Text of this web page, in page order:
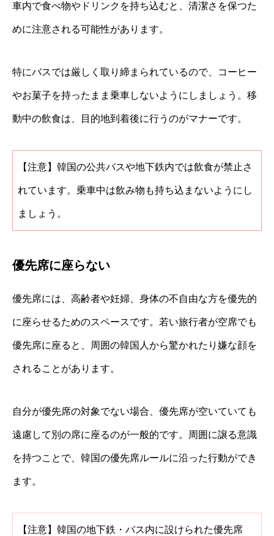
車内で食べ物やドリンクを持ち込むと、清潔さを保つた
めに注意される可能性があります。
特にバスでは厳しく取り締まられているので、コーヒー
やお菓子を持ったまま乗車しないようにしましょう。移
動中の飲食は、目的地到着後に行うのがマナーです。
【注意】韓国の公共バスや地下鉄内では飲食が禁止さ
れています。乗車中は飲み物も持ち込まないようにし
ましょう。
優先席に座らない
優先席には、高齢者や妊婦、身体の不自由な方を優先的
に座らせるためのスペースです。若い旅行者が空席でも
優先席に座ると、周囲の韓国人から驚かれたり嫌な顔を
されることがあります。
自分が優先席の対象でない場合、優先席が空いていても
遠慮して別の席に座るのが一般的です。周囲に譲る意識
を持つことで、韓国の優先席ルールに沿った行動ができ
ます。
【注意】韓国の地下鉄・バス内に設けられた優先席